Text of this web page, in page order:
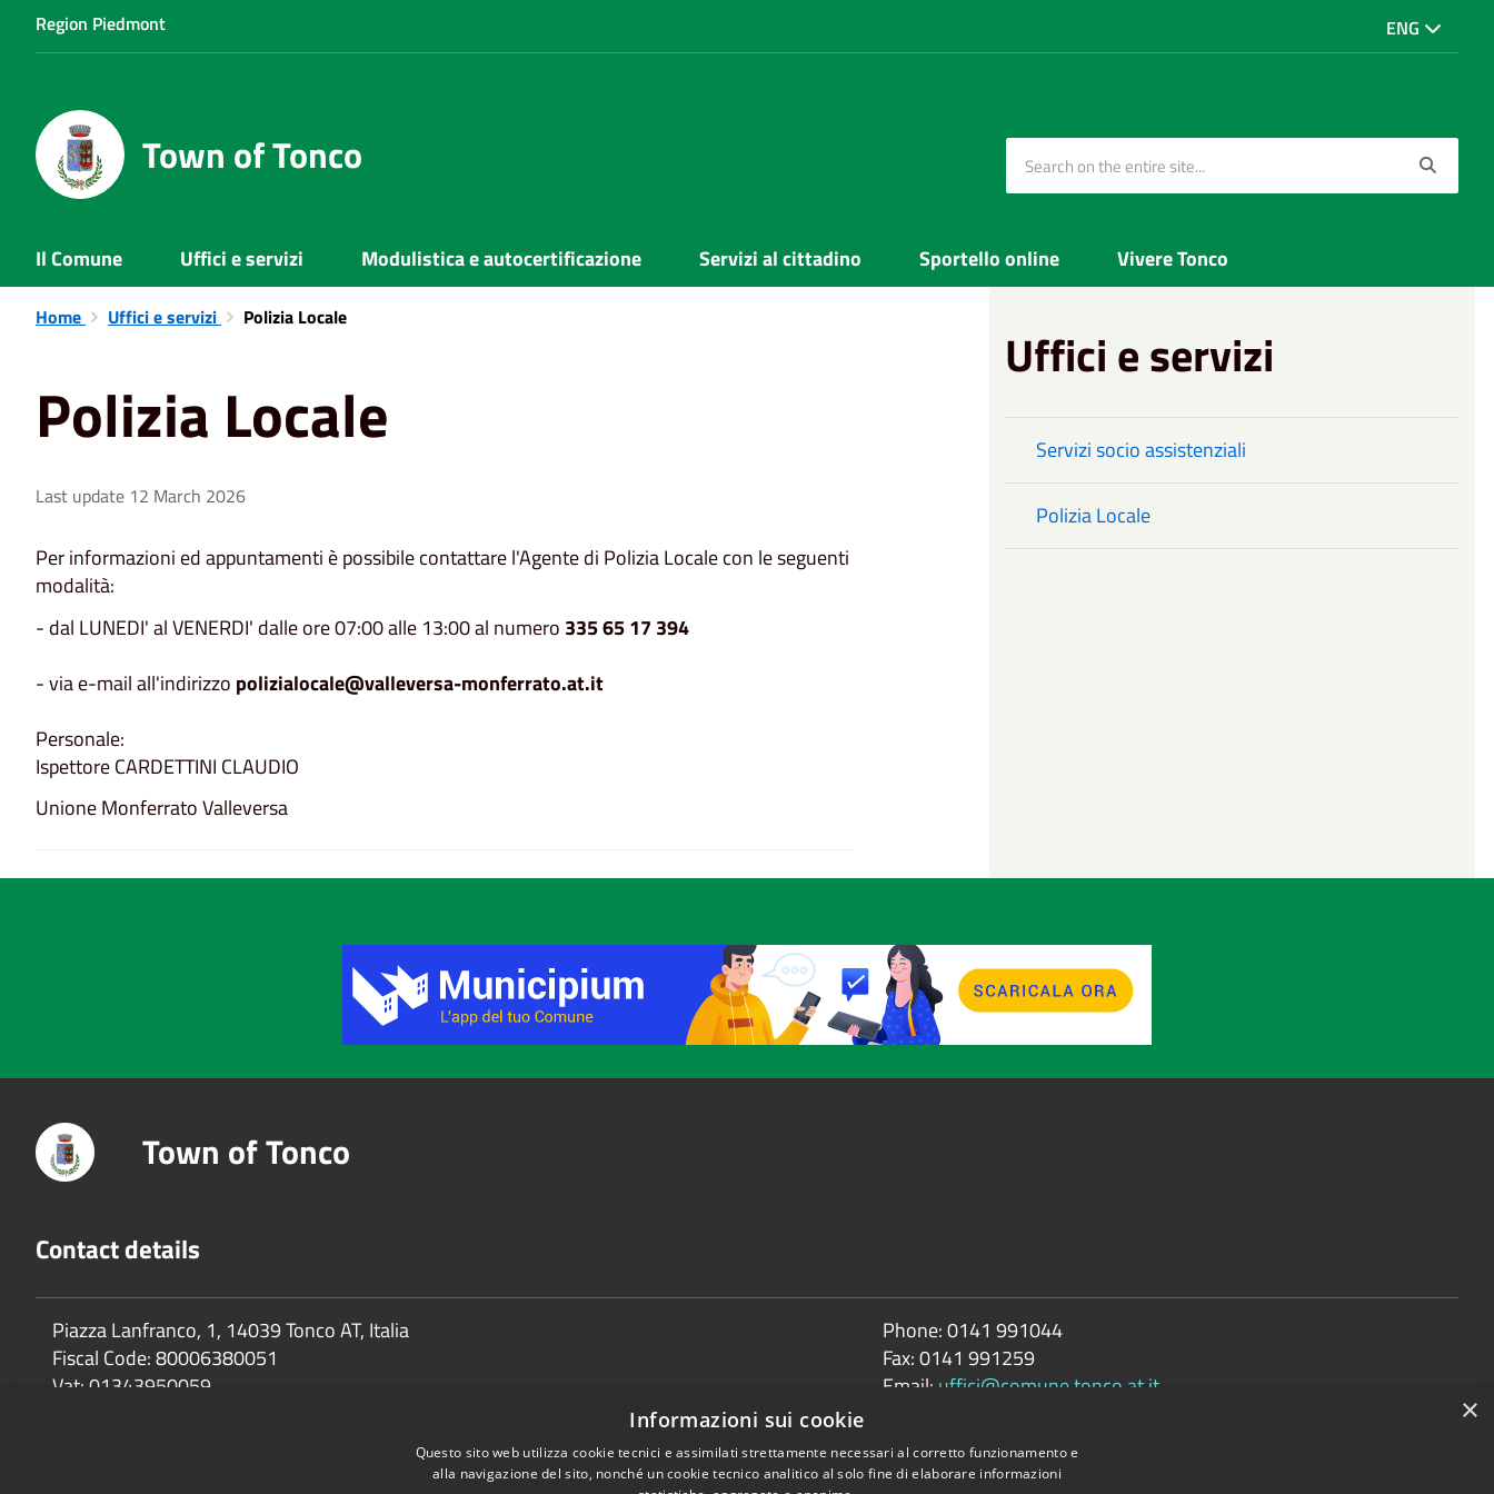
Region Piedmont ENG
Town of Tonco
Il Comune Uffici e servizi Modulistica e autocertificazione Servizi al cittadino Sportello online Vivere Tonco
Home Uffici e servizi Polizia Locale
Polizia Locale
Last update 12 March 2026
Per informazioni ed appuntamenti è possibile contattare l'Agente di Polizia Locale con le seguenti
modalità:
- dal LUNEDI' al VENERDI' dalle ore 07:00 alle 13:00 al numero 335 65 17 394
- via e-mail all'indirizzo polizialocale@valleversa-monferrato.at.it
Personale:
Ispettore CARDETTINI CLAUDIO
Unione Monferrato Valleversa
Uffici e servizi
Servizi socio assistenziali
Polizia Locale
Town of Tonco
Contact details
Piazza Lanfranco, 1, 14039 Tonco AT, Italia
Fiscal Code:80006380051
Vat:01343950059
Phone:0141 991044
Fax:0141 991259
Email: uffici@comune.tonco.at.it
×
Informazioni sui cookie
Questo sito web utilizza cookie tecnici e assimilati strettamente necessari al corretto funzionamento e
alla navigazione del sito, nonché un cookie tecnico analitico al solo fine di elaborare informazioni